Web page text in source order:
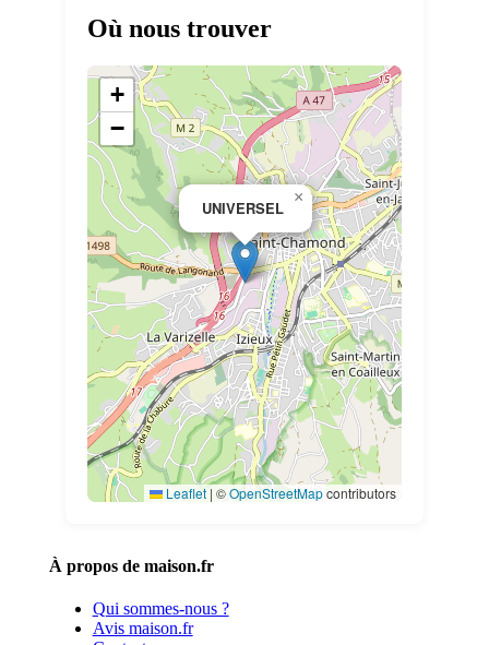
Où nous trouver
UNIVERSEL
×
+
−
Leaflet | ©OpenStreetMapcontributors
À propos de maison.fr
Qui sommes-nous ?
Avis maison.fr